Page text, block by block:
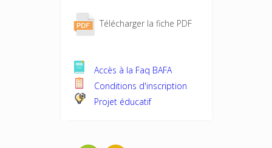
Télécharger la fiche PDF
Accès à la Faq BAFA
Conditions d'inscription
Projet éducatif